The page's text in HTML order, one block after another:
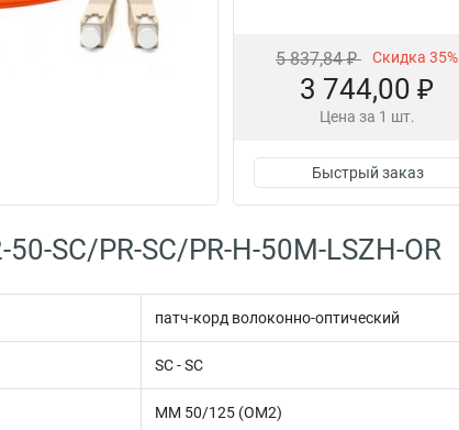
5 837,84 ₽ Скидка 35%
3 744,00 ₽
Цена за 1 шт.
Быстрый заказ
SC/PR-SC/PR-H-50M-LSZH-OR
патч-корд волоконно-оптический
SC - SC
MM 50/125 (ОМ2)